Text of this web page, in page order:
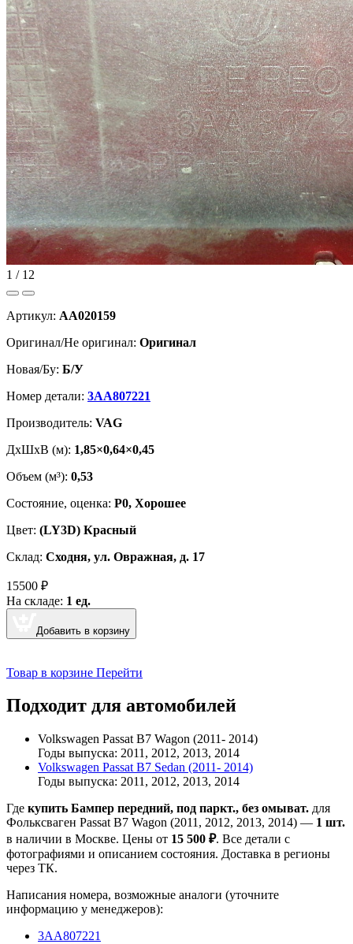
1 / 12
Артикул: AA020159
Оригинал/Не оригинал: Оригинал
Новая/Бу: Б/У
Номер детали: 3AA807221
Производитель: VAG
ДxШxВ (м): 1,85×0,64×0,45
Объем (м³): 0,53
Cостояние, оценка: Р0, Хорошее
Цвет: (LY3D) Красный
Склад: Сходня, ул. Овражная, д. 17
15500 ₽
На складе: 1 ед.
Добавить в корзину
Товар в корзине Перейти
Подходит для автомобилей
Volkswagen Passat B7 Wagon (2011- 2014)
Годы выпуска: 2011, 2012, 2013, 2014
Volkswagen Passat B7 Sedan (2011- 2014)
Годы выпуска: 2011, 2012, 2013, 2014
Где купить Бампер передний, под паркт., без омыват. для
Фольксваген Passat B7 Wagon (2011, 2012, 2013, 2014) — 1 шт.
в наличии в Москве. Цены от 15 500 ₽. Все детали с
фотографиями и описанием состояния. Доставка в регионы
через ТК.
Написания номера, возможные аналоги (уточните
информацию у менеджеров):
3AA807221